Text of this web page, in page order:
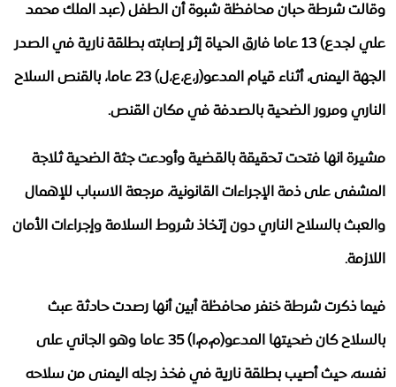
وقالت شرطة حبان محافظة شبوة أن الطفل (عبد الملك محمد
علي لجدع) 13 عاما فارق الحياة إثر إصابته بطلقة نارية في الصدر
الجهة اليمنى، أثناء قيام المدعو(ر،ع،ع،ل) 23 عاما، بالقنص السلاح
الناري ومرور الضحية بالصدفة في مكان القنص.
مشيرة انها فتحت تحقيقة بالقضية وأودعت جثة الضحية ثلاجة
المشفى على ذمة الإجراءات القانونية، مرجعة الاسباب للإهمال
والعبث بالسلاح الناري دون إتخاذ شروط السلامة وإجراءات الأمان
اللازمة.
فيما ذكرت شرطة خنفر محافظة أبين أنها رصدت حادثة عبث
بالسلاح كان ضحيتها المدعو(م،م،ا) 35 عاما وهو الجاني على
نفسه، حيث أصيب بطلقة نارية في فخذ رجله اليمنى من سلاحه